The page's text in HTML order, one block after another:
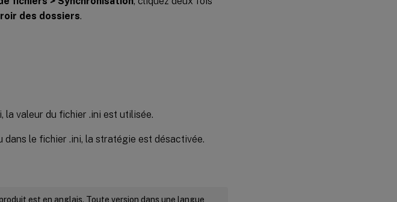
des dossiers.
la valeur du fichier .ini est utilisée.
dans le fichier .ini, la stratégie est désactivée.
est en anglais. Toute version dans une langue